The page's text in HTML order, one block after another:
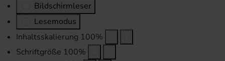
Bildschirmleser
Lesemodus
Inhaltsskalierung 100%
Schriftgröße 100%